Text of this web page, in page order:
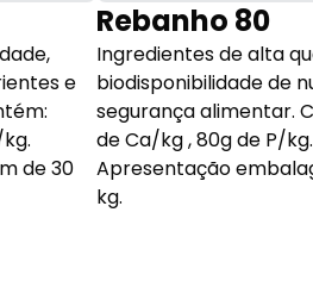
e
de 30
Rebanho 80
Ingredientes de alta
biodisponibilidade de
segurança alimentar.
de Ca/kg , 80g de P/kg.
Apresentação
kg.